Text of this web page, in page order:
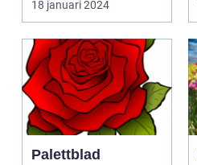
18 januari 2024
Palettblad